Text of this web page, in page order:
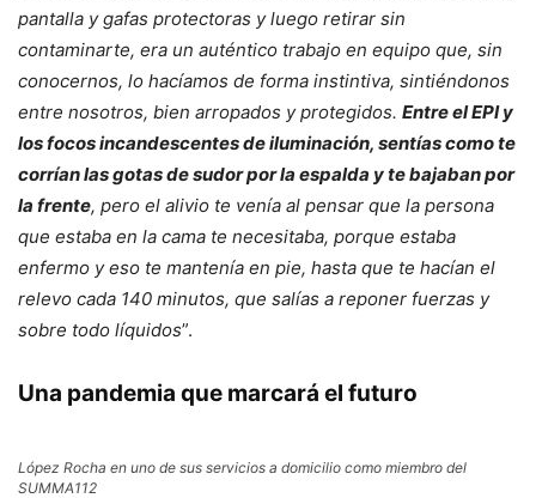
pantalla y gafas protectoras y luego retirar sin
contaminarte, era un auténtico trabajo en equipo que, sin
conocernos, lo hacíamos de forma instintiva, sintiéndonos
entre nosotros, bien arropados y protegidos. Entre el EPI y
los focos incandescentes de iluminación, sentías como te
corrían las gotas de sudor por la espalda y te bajaban por
la frente, pero el alivio te venía al pensar que la persona
que estaba en la cama te necesitaba, porque estaba
enfermo y eso te mantenía en pie, hasta que te hacían el
relevo cada 140 minutos, que salías a reponer fuerzas y
sobre todo líquidos”.
Una pandemia que marcará el futuro
López Rocha en uno de sus servicios a domicilio como miembro del
SUMMA112